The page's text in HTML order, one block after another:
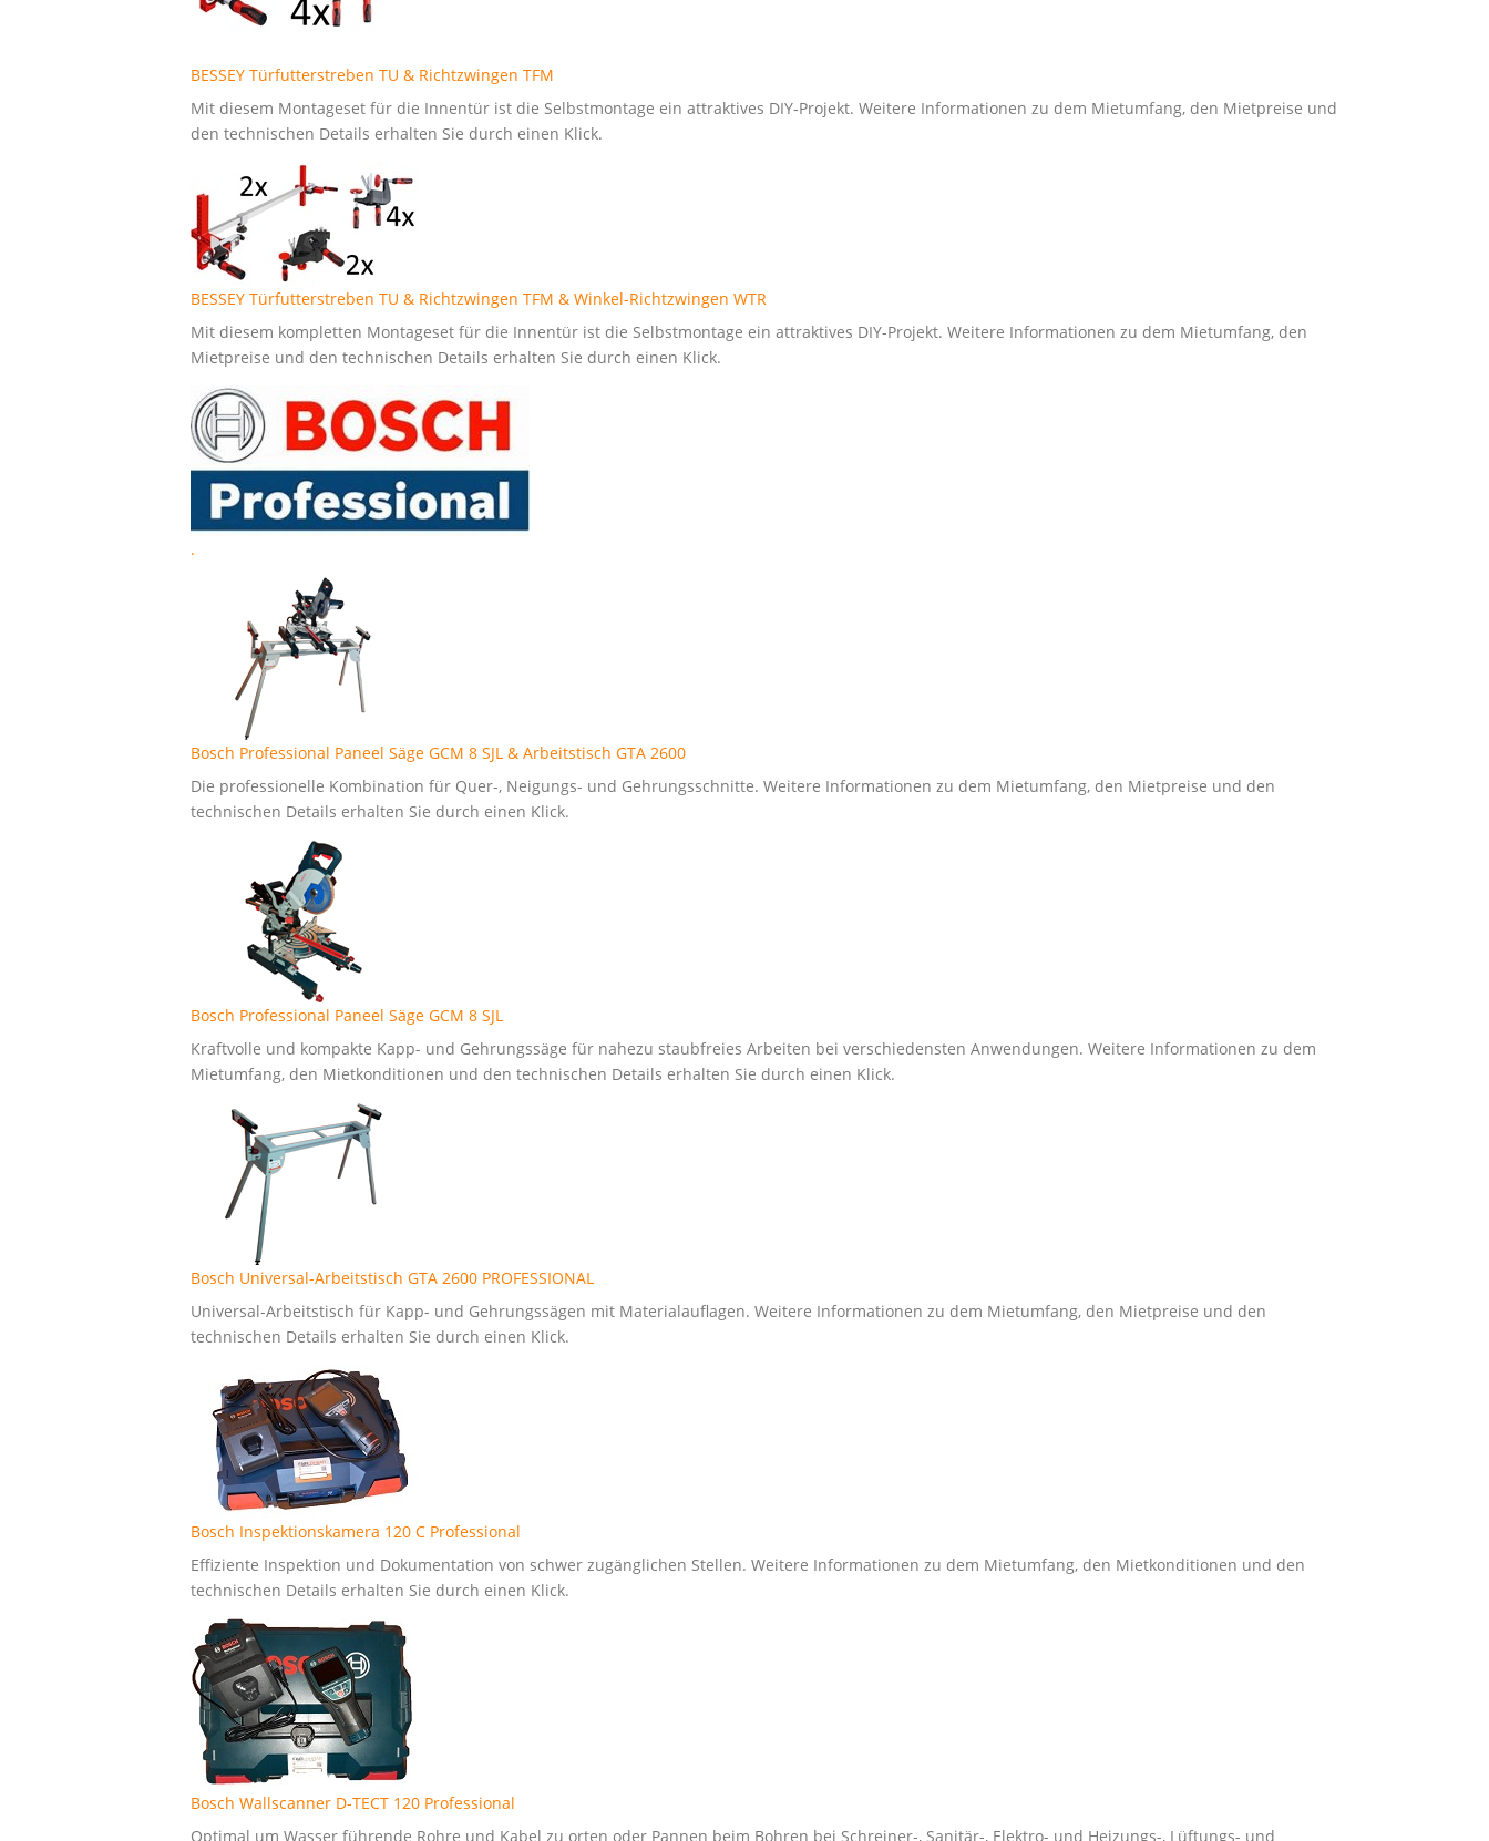
BESSEY Türfutterstreben TU & Richtzwingen TFM
Mit diesem Montageset für die Innentür ist die Selbstmontage ein attraktives DIY-Projekt. Weitere Informationen zu dem Mietumfang, den Mietpreise und
den technischen Details erhalten Sie durch einen Klick.
BESSEY Türfutterstreben TU & Richtzwingen TFM & Winkel-Richtzwingen WTR
Mit diesem kompletten Montageset für die Innentür ist die Selbstmontage ein attraktives DIY-Projekt. Weitere Informationen zu dem Mietumfang, den
Mietpreise und den technischen Details erhalten Sie durch einen Klick.
.
Bosch Professional Paneel Säge GCM 8 SJL & Arbeitstisch GTA 2600
Die professionelle Kombination für Quer-, Neigungs- und Gehrungsschnitte. Weitere Informationen zu dem Mietumfang, den Mietpreise und den
technischen Details erhalten Sie durch einen Klick.
Bosch Professional Paneel Säge GCM 8 SJL
Kraftvolle und kompakte Kapp- und Gehrungssäge für nahezu staubfreies Arbeiten bei verschiedensten Anwendungen. Weitere Informationen zu dem
Mietumfang, den Mietkonditionen und den technischen Details erhalten Sie durch einen Klick.
Bosch Universal-Arbeitstisch GTA 2600 PROFESSIONAL
Universal-Arbeitstisch für Kapp- und Gehrungssägen mit Materialauflagen. Weitere Informationen zu dem Mietumfang, den Mietpreise und den
technischen Details erhalten Sie durch einen Klick.
Bosch Inspektionskamera 120 C Professional
Effiziente Inspektion und Dokumentation von schwer zugänglichen Stellen. Weitere Informationen zu dem Mietumfang, den Mietkonditionen und den
technischen Details erhalten Sie durch einen Klick.
Bosch Wallscanner D-TECT 120 Professional
Optimal um Wasser führende Rohre und Kabel zu orten oder Pannen beim Bohren bei Schreiner-, Sanitär-, Elektro- und Heizungs-, Lüftungs- und